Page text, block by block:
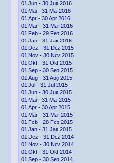
01.Jun - 30 Jun 2016
01.Mai - 31 Mai 2016
01.Apr - 30 Apr 2016
01.Mär - 31 Mär 2016
01.Feb - 29 Feb 2016
01.Jan - 31 Jan 2016
01.Dez - 31 Dez 2015
01.Nov - 30 Nov 2015
01.Okt - 31 Okt 2015
01.Sep - 30 Sep 2015
01.Aug - 31 Aug 2015
01.Jul - 31 Jul 2015
01.Jun - 30 Jun 2015
01.Mai - 31 Mai 2015
01.Apr - 30 Apr 2015
01.Mär - 31 Mär 2015
01.Feb - 28 Feb 2015
01.Jan - 31 Jan 2015
01.Dez - 31 Dez 2014
01.Nov - 30 Nov 2014
01.Okt - 31 Okt 2014
01.Sep - 30 Sep 2014